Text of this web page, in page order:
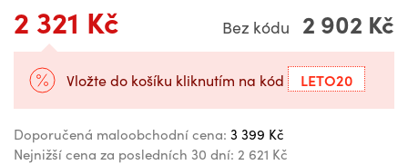
2 321 Kč Bez kódu 2 902 Kč
Vložte do košíku kliknutím na kód LETO20
Doporučená maloobchodní cena: 3 399 Kč
Nejnižší cena za posledních 30 dní: 2 621 Kč